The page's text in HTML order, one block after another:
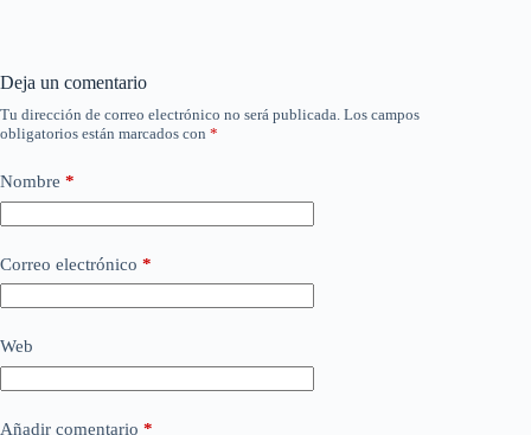
Deja un comentario
Tu dirección de correo electrónico no será publicada. Los campos
obligatorios están marcados con *
Nombre *
Correo electrónico *
Web
Añadir comentario *